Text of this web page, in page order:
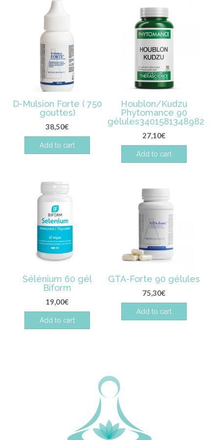
D-Mulsion Forte ( 750
gouttes)
38,50€
Add to cart
Houblon/Kudzu
Phytomance 90
gélules3401581348982
27,10€
Add to cart
Sélénium 60 gél
Biform
19,00€
Add to cart
GTA-Forte 90 gélules
75,30€
Add to cart